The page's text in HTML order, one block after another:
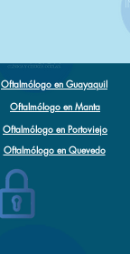
Oftalmólogo en Guayaquil
Oftalmólogo en Manta
Oftalmólogo en Portoviejo
Oftalmólogo en Quevedo
Oftalmólogo en Santo Domingo